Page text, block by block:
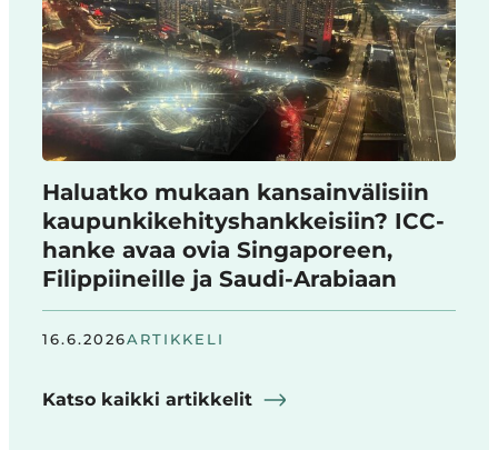
Haluatko mukaan kansainvälisiin
kaupunkikehityshankkeisiin? ICC-
hanke avaa ovia Singaporeen,
Filippiineille ja Saudi-Arabiaan
16.6.2026ARTIKKELI
Katso kaikki artikkelit